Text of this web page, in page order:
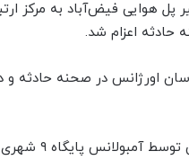
مسیر پل هوایی فیض‌آباد به مرکز
اورژانس در صحنه حادثه و
وی اضافه کرد: یک مصدوم پس از دریافت خدمات فوریت‌های